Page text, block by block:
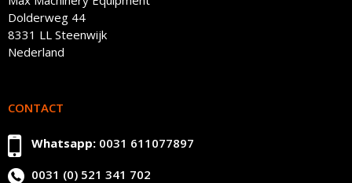
Dolderweg 44
8331 LL Steenwijk
Nederland
CONTACT
Whatsapp: 0031 611077897
0031 (0) 521 341 702